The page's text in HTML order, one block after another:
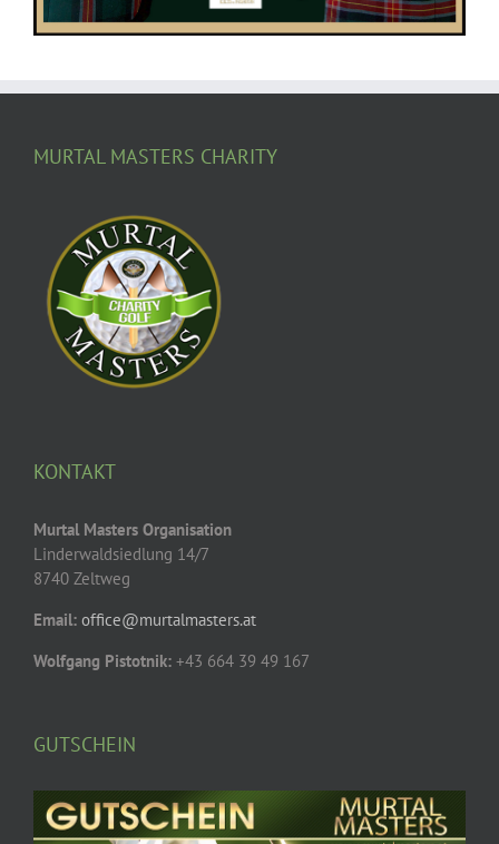
MURTAL MASTERS CHARITY
KONTAKT
Murtal Masters Organisation
Linderwaldsiedlung 14/7
8740 Zeltweg
Email: office@murtalmasters.at
Wolfgang Pistotnik: +43 664 39 49 167
GUTSCHEIN